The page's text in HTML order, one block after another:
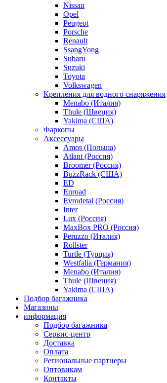
Nissan
Opel
Peugeot
Porsche
Renault
SsangYong
Subaru
Suzuki
Toyota
Volkswagen
Крепления для водного снаряжения
Menabo (Италия)
Thule (Швеция)
Yakima (США)
Фаркопы
Аксессуары
Amos (Польша)
Atlant (Россия)
Broomer (Россия)
BuzzRack (США)
ED
Enroad
Evrodetal (Россия)
Inter
Lux (Россия)
MaxBox PRO (Россия)
Peruzzo (Италия)
Rollster
Turtle (Турция)
Westfalia (Германия)
Menabo (Италия)
Thule (Швеция)
Yakima (США)
Подбор багажника
Магазины
информация
Подбор багажника
Сервис-центр
Доставка
Оплата
Региональные партнеры
Оптовикам
Контакты